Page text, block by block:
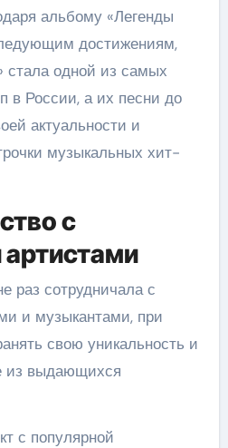
альбому «Легенды
достижениям,
стала одной из самых
в России, а их песни до
актуальности и
музыкальных хит-
с
раз сотрудничала с
и музыкантами, при
свою уникальность и
из выдающихся
с популярной